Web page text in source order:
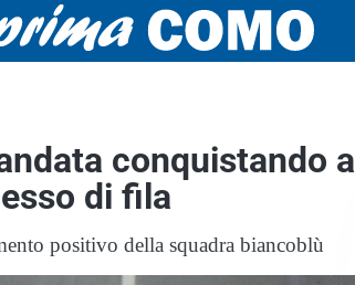
conquistando a
di fila
positivo della squadra biancoblù